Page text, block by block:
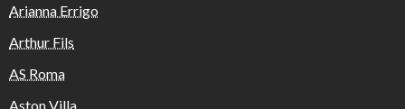
Arianna Errigo
Arthur Fils
AS Roma
Aston Villa